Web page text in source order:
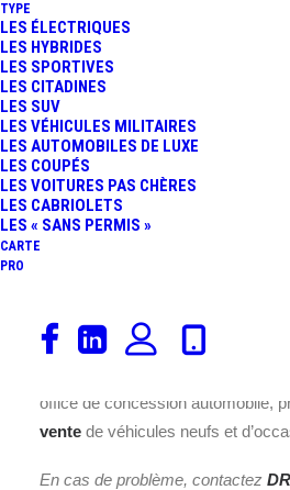
TYPE
LES ÉLECTRIQUES
LES HYBRIDES
LES SPORTIVES
LES CITADINES
LES SUV
LES VÉHICULES MILITAIRES
LES AUTOMOBILES DE LUXE
LES COUPÉS
LES VOITURES PAS CHÈRES
LES CABRIOLETS
LES « SANS PERMIS »
CARTE
PRO
Découvrez la borne de recharge
la norme de rechargeAccès libre
office de concession automobile,
vente de véhicules neufs et
En cas de problème, contactez